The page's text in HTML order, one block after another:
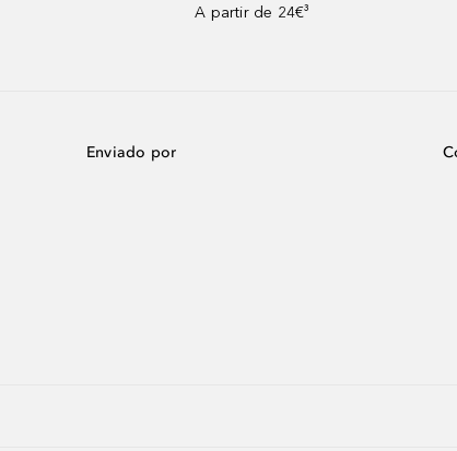
A partir de 24€³
Enviado por